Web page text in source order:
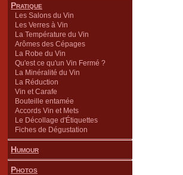
Pratique
Les Salons du Vin
Les Verres à Vin
La Température du Vin
Arômes des Cépages
La Robe du Vin
Qu'est ce qu'un Vin Fermé ?
La Minéralité du Vin
La Réduction
Vin et Carafe
Bouteille entamée
Accords Vin et Mets
Le Décollage d'Étiquettes
Fiches de Dégustation
Humour
Photos